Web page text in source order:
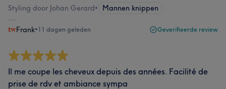
Styling door Johan Gerard• Mannen knippen
Frank•11 dagen geleden Geverifieerde review
Il me coupe les cheveux depuis des années. Facilité de
prise de rdv et ambiance sympa